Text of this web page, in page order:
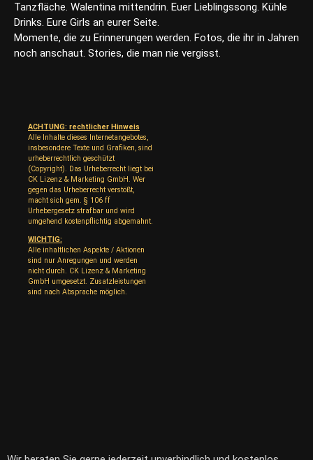
Tanzfläche. Walentina mittendrin. Euer Lieblingssong. Kühle
Drinks. Eure Girls an eurer Seite.
Momente, die zu Erinnerungen werden. Fotos, die ihr in Jahren
noch anschaut. Stories, die man nie vergisst.
ACHTUNG: rechtlicher Hinweis
Alle Inhalte dieses Internetangebotes,
insbesondere Texte und Grafiken, sind
urheberrechtlich geschützt
(Copyright). Das Urheberrecht liegt bei
CK Lizenz & Marketing GmbH. Wer
gegen das Urheberrecht verstößt,
macht sich gem. § 106 ff
Urhebergesetz strafbar und wird
umgehend kostenpflichtig abgemahnt.
WICHTIG:
Alle inhaltlichen Aspekte / Aktionen
sind nur Anregungen und werden
nicht durch. CK Lizenz & Marketing
GmbH umgesetzt. Zusatzleistungen
sind nach Absprache möglich.